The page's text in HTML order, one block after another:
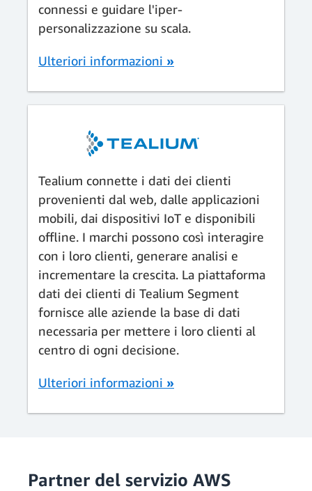
connessi e guidare l'iper-
personalizzazione su scala.
Ulteriori informazioni »
Tealium connette i dati dei clienti
provenienti dal web, dalle applicazioni
mobili, dai dispositivi IoT e disponibili
offline. I marchi possono così interagire
con i loro clienti, generare analisi e
incrementare la crescita. La piattaforma
dati dei clienti di Tealium Segment
fornisce alle aziende la base di dati
necessaria per mettere i loro clienti al
centro di ogni decisione.
Ulteriori informazioni »
Partner del servizio AWS